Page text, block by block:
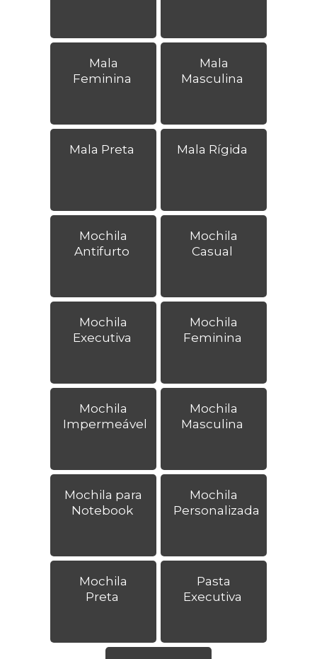
Mala
Feminina
Mala
Masculina
Mala Preta Mala Rígida
Mochila
Antifurto
Mochila
Casual
Mochila
Executiva
Mochila
Feminina
Mochila
Impermeável
Mochila
Masculina
Mochila para
Notebook
Mochila
Personalizada
Mochila
Preta
Pasta
Executiva